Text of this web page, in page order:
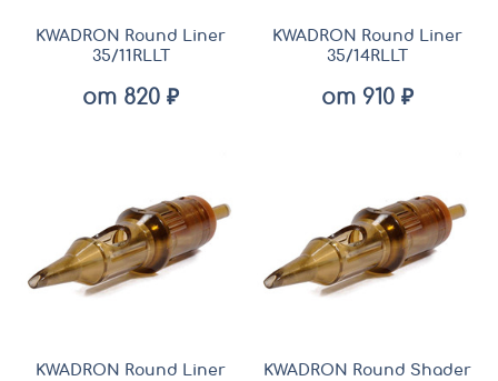
KWADRON Round Liner
35/11RLLT
от 820 ₽
KWADRON Round Liner
35/14RLLT
от 910 ₽
KWADRON Round Liner
KWADRON Round Shader